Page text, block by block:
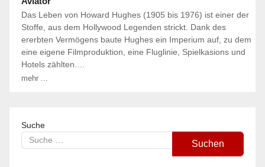
Das Leben von Howard Hughes (1905 bis 1976) ist einer der
Stoffe, aus dem Hollywood Legenden strickt. Dank des
ererbten Vermögens baute Hughes ein Imperium auf, zu dem
eine eigene Filmproduktion, eine Fluglinie, Spielkasions und
Hotels zählten.…
mehr ...
Suche
Suchen